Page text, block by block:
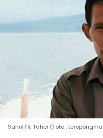
Sahril Hi. Taher (Foto :